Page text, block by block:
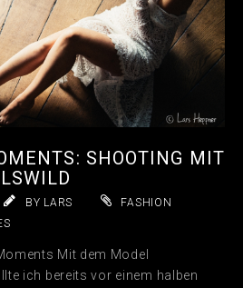
SHOOTING MIT
BY LARS
FASHION
Mit dem Model
ich bereits vor einem halben